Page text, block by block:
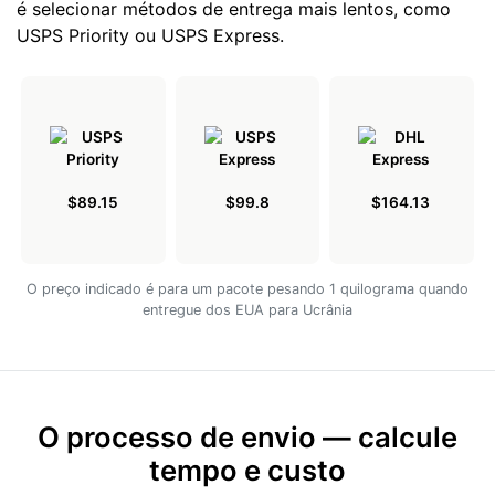
é selecionar métodos de entrega mais lentos, como
USPS Priority ou USPS Express.
$89.15 $99.8 $164.13
O preço indicado é para um pacote pesando 1 quilograma quando
entregue dos EUA para Ucrânia
O processo de envio — calcule
tempo e custo